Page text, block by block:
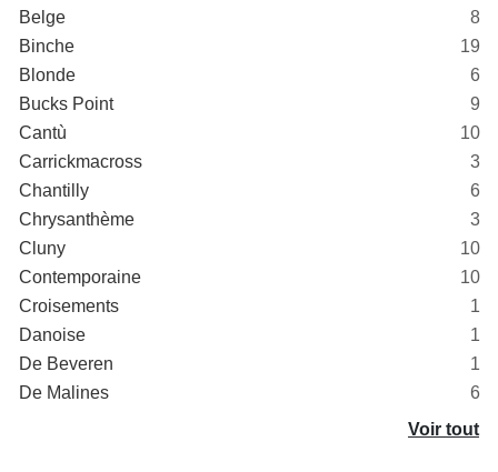
Belge
8
Binche
19
Blonde
6
Bucks Point
9
Cantù
10
Carrickmacross
3
Chantilly
6
Chrysanthème
3
Cluny
10
Contemporaine
10
Croisements
1
Danoise
1
De Beveren
1
De Malines
6
Voir tout